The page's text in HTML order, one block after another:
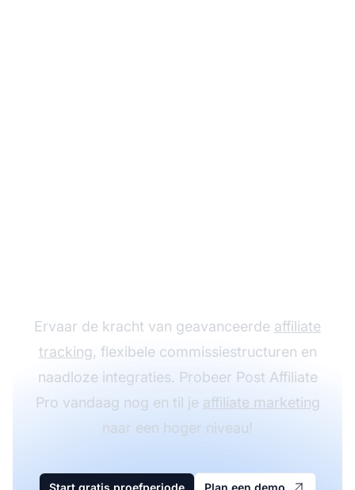
Ervaar de kracht van geavanceerde affiliate
tracking, flexibele commissiestructuren en
naadloze integraties. Probeer Post Affiliate
Pro vandaag nog en til je affiliate marketing
naar een hoger niveau!
Start gratis proefperiode Plan een demo